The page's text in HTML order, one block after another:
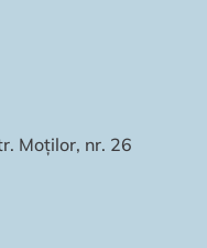
Moților, nr. 26